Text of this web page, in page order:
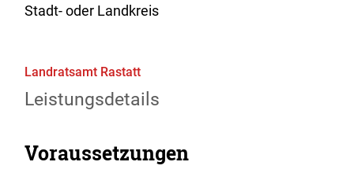
Stadt- oder Landkreis
Landratsamt Rastatt
Leistungsdetails
Voraussetzungen